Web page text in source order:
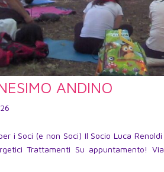
ANDINO
i Soci (e non Soci) Il Socio Luca
Trattamenti Su appuntamento!